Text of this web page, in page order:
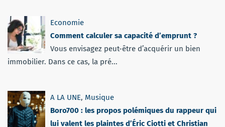
Economie
Comment calculer sa capacité d’emprunt ?
Vous envisagez peut-être d’acquérir un bien
immobilier. Dans ce cas, la pré...
A LA UNE, Musique
Boro700 : les propos polémiques du rappeur qui
lui valent les plaintes d’Éric Ciotti et Christian